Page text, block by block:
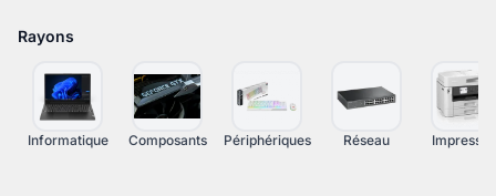
Rayons
Informatique Composants Périphériques Réseau